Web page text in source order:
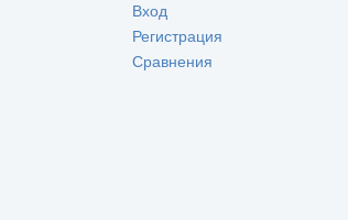
Вход
Регистрация
Сравнения